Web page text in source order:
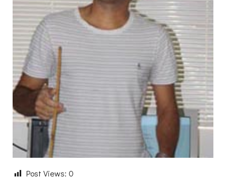
Post Views: 0